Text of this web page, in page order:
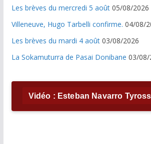
Les brèves du mercredi 5 août 05/08/2026
Villeneuve, Hugo Tarbelli confirme. 04/08/
Les brèves du mardi 4 août 03/08/2026
La Sokamuturra de Pasai Donibane 03/08/
Vidéo : Esteban Navarro